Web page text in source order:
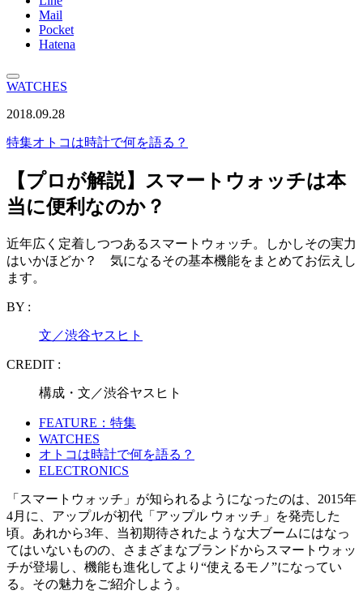
Mail
Pocket
Hatena
WATCHES
2018.09.28
特集オトコは時計で何を語る？
【プロが解説】スマートウォッチは本
当に便利なのか？
近年広く定着しつつあるスマートウォッチ。しかしその実力
はいかほどか？ 気になるその基本機能をまとめてお伝えし
ます。
BY :
文／渋谷ヤスヒト
CREDIT :
構成・文／渋谷ヤスヒト
FEATURE：特集
WATCHES
オトコは時計で何を語る？
ELECTRONICS
「スマートウォッチ」が知られるようになったのは、2015年
4月に、アップルが初代「アップル ウォッチ」を発売した
頃。あれから3年、当初期待されたような大ブームにはなっ
てはいないものの、さまざまなブランドからスマートウォッ
チが登場し、機能も進化してより“使えるモノ”になってい
る。その魅力をご紹介しよう。